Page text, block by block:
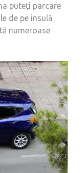
puteți parcare
de pe insulă
numeroase